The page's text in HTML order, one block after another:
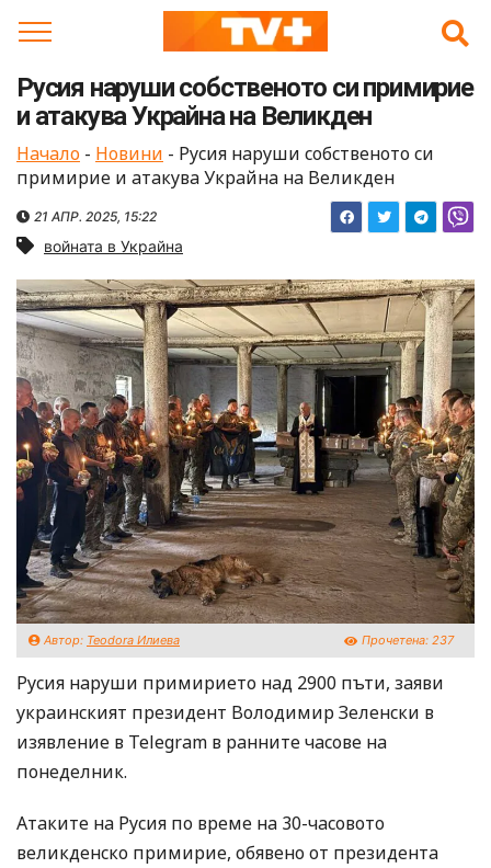
Русия наруши собственото си примирие
и атакува Украйна на Великден
Начало - Новини - Русия наруши собственото си
примирие и атакува Украйна на Великден
21 АПР. 2025, 15:22
войната в Украйна
Автор: Teodora Илиева Прочетена: 237
Русия наруши примирието над 2900 пъти, заяви
украинският президент Володимир Зеленски в
изявление в Telegram в ранните часове на
понеделник.
Атаките на Русия по време на 30-часовото
великденско примирие, обявено от президента